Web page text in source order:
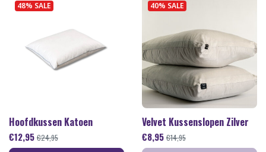
48% SALE
Hoofdkussen Katoen
€12,95 €24,95
40% SALE
Velvet Kussenslopen Zilver
€8,95 €14,95